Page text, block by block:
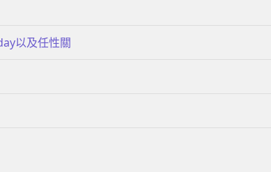
以及任性關